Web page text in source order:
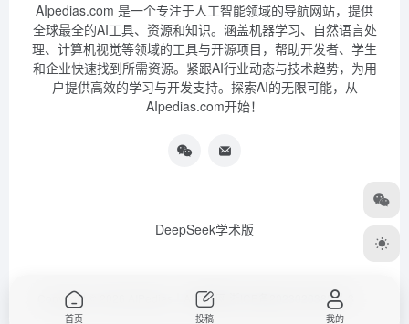
AIpedias.com 是一个专注于人工智能领域的导航网站，提供
全球最全的AI工具、资源和知识。涵盖机器学习、自然语言处
理、计算机视觉等领域的工具与开源项目，帮助开发者、学生
和企业快速找到所需资源。紧跟AI行业动态与技术趋势，为用
户提供高效的学习与开发支持。探索AI的无限可能，从
AIpedias.com开始！
DeepSeek学术版
Copyright © 2026 AIPedias｜AI导航网 浙ICP备2023026385号-3
首页 投稿 我的